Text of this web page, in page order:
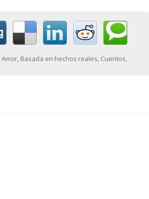
Amor, Basada en hechos reales, Cuentos,